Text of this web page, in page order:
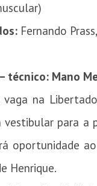
Fernando
técnico: Mano
vaga na
vestibular para a
oportunidade
Henrique.